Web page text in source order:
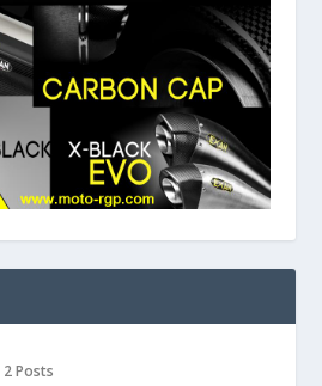
2 Posts